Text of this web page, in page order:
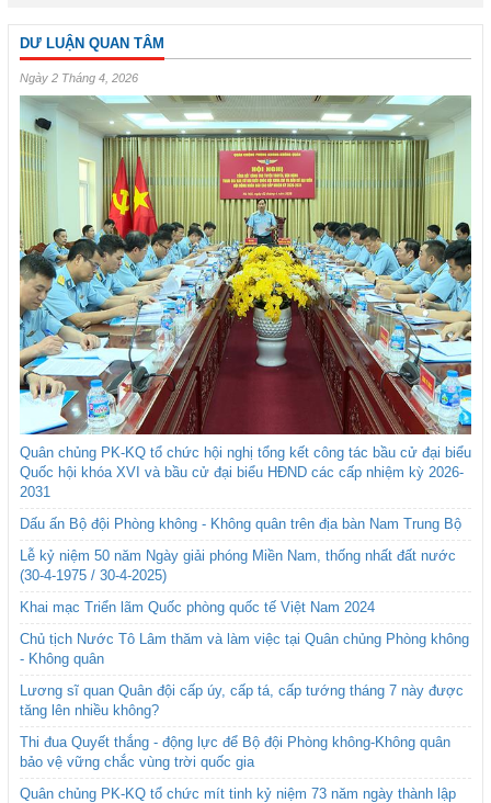
DƯ LUẬN QUAN TÂM
Ngày 2 Tháng 4, 2026
Quân chủng PK-KQ tổ chức hội nghị tổng kết công tác bầu cử đại biểu
Quốc hội khóa XVI và bầu cử đại biểu HĐND các cấp nhiệm kỳ 2026-
2031
Dấu ấn Bộ đội Phòng không - Không quân trên địa bàn Nam Trung Bộ
Lễ kỷ niệm 50 năm Ngày giải phóng Miền Nam, thống nhất đất nước
(30-4-1975 / 30-4-2025)
Khai mạc Triển lãm Quốc phòng quốc tế Việt Nam 2024
Chủ tịch Nước Tô Lâm thăm và làm việc tại Quân chủng Phòng không
- Không quân
Lương sĩ quan Quân đội cấp úy, cấp tá, cấp tướng tháng 7 này được
tăng lên nhiều không?
Thi đua Quyết thắng - động lực để Bộ đội Phòng không-Không quân
bảo vệ vững chắc vùng trời quốc gia
Quân chủng PK-KQ tổ chức mít tinh kỷ niệm 73 năm ngày thành lập